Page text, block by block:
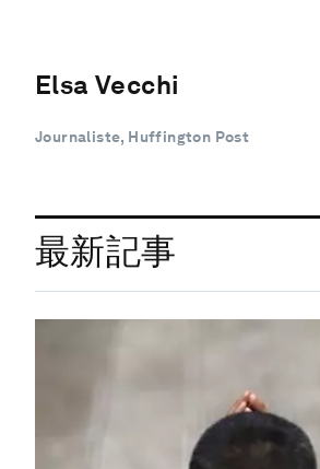
Elsa Vecchi
Journaliste, Huffington Post
最新記事